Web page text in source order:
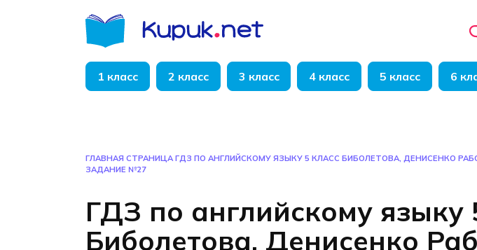
1 класс 2 класс 3 класс 4 класс 5 класс 6
ГЛАВНАЯ СТРАНИЦА ГДЗ ПО АНГЛИЙСКОМУ ЯЗЫКУ 5 КЛАСС БИБОЛЕТОВА, ДЕНИСЕНКО
ЗАДАНИЕ №27
ГДЗ по английскому языку
Биболетова, Денисенко